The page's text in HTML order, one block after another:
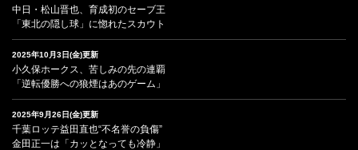
中日・松山晋也、育成初のセーブ王
「東北の隠し球」に惚れたスカウト
2025年10月3日(金)更新
小久保ホークス、苦しみの先の連覇
「逆転優勝への狼煙はあのゲーム」
2025年9月26日(金)更新
千葉ロッテ益田直也“不名誉の負傷”
金田正一は「カッとなっても冷静」